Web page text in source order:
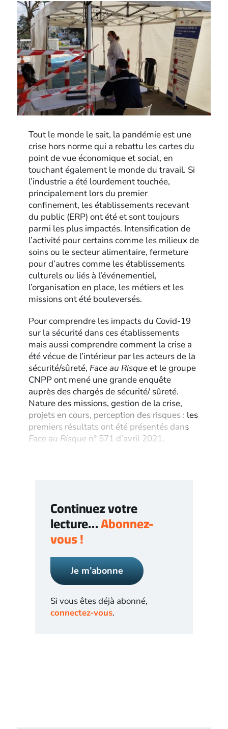
Tout le monde le sait, la pandémie est une
crise hors norme qui a rebattu les cartes du
point de vue économique et social, en
touchant également le monde du travail. Si
l’industrie a été lourdement touchée,
principalement lors du premier
confinement, les établissements recevant
du public (ERP) ont été et sont toujours
parmi les plus impactés. Intensification de
l’activité pour certains comme les milieux de
soins ou le secteur alimentaire, fermeture
pour d’autres comme les établissements
culturels ou liés à l’événementiel,
l’organisation en place, les métiers et les
missions ont été bouleversés.
Pour comprendre les impacts du Covid-19
sur la sécurité dans ces établissements
mais aussi comprendre comment la crise a
été vécue de l’intérieur par les acteurs de la
sécurité/sûreté, Face au Risqueet le groupe
CNPP ont mené une grande enquête
auprès des chargés de sécurité/ sûreté.
Nature des missions, gestion de la crise,
projets en cours, perception des risques : les
premiers résultats ont été présentés dans
Face au Risque n° 571 d’avril 2021.
Continuez votre
lecture…Abonnez-
vous !
Je m’abonne
Si vous êtes déjà abonné,
connectez-vous.